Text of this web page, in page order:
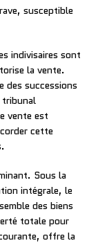
susceptible
indivisaires sont
la vente.
des successions
tribunal
vente est
cette
Sous la
intégrale, le
des biens
totale pour
offre la